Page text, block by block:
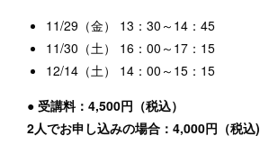
11/29（金） 13：30～14：45
11/30（土） 16：00～17：15
12/14（土） 14：00～15：15
● 受講料：4,500円（税込）
2人でお申し込みの場合：4,000円（税込)